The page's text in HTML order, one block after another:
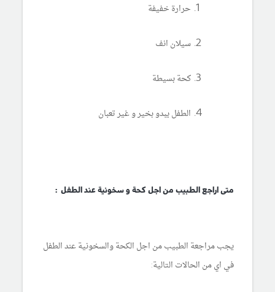
حرارة خفيفة
سيلان انف
كحة بسيطة
الطفل يبدو بخير و غير تعبان
متى اراجع الطبيب من اجل كحة و سخونية عند الطفل :
يجب مراجعة الطبيب من اجل الكحة والسخونية عند الطفل
في اي من الحالات التالية: